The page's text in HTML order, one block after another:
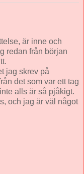
är inne och
redan från början
jag skrev på
det som var ett tag
alls är så pjåkigt.
och jag är väl något